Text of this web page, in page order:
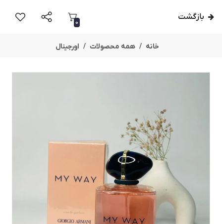
بازگشت
0
خانه همه محصولات اورجینال